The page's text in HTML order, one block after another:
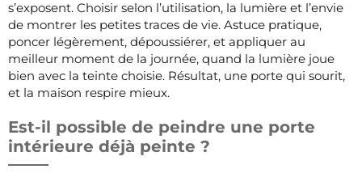
s’exposent. Choisir selon l’utilisation, la lumière et l’envie
de montrer les petites traces de vie. Astuce pratique,
poncer légèrement, dépoussiérer, et appliquer au
meilleur moment de la journée, quand la lumière joue
bien avec la teinte choisie. Résultat, une porte qui sourit,
et la maison respire mieux.
Est-il possible de peindre une porte
intérieure déjà peinte ?